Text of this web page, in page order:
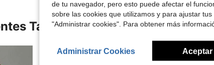
También Vieron
de tu navegador, pero esto puede afectar el
sobre las cookies que utilizamos y para ajustar
"Administrar cookies". Para obtener más
Administrar Cookies